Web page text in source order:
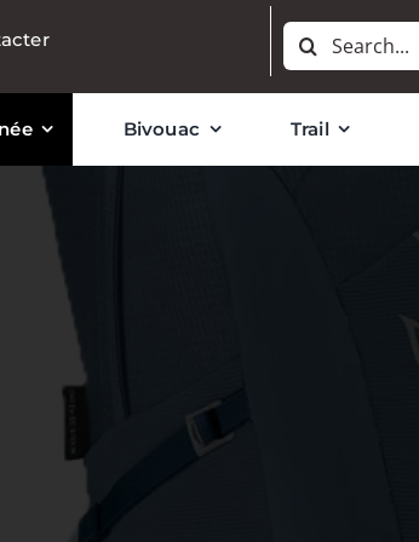
Rechercher:
Bivouac Trail